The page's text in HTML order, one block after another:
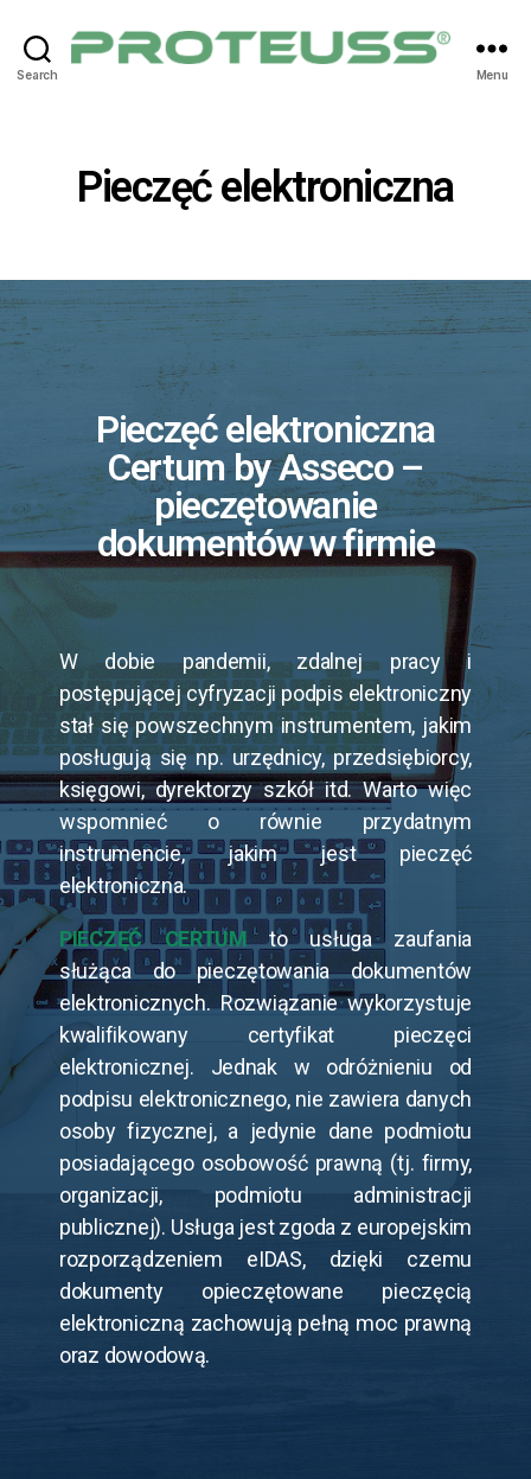
Search Menu
Pieczęć elektroniczna
Pieczęć elektroniczna
Certum by Asseco –
pieczętowanie
dokumentów w firmie
W dobie pandemii, zdalnej pracy i
postępującej cyfryzacji podpis elektroniczny
stał się powszechnym instrumentem, jakim
posługują się np. urzędnicy, przedsiębiorcy,
księgowi, dyrektorzy szkół itd. Warto więc
wspomnieć o równie przydatnym
instrumencie, jakim jest pieczęć
elektroniczna.
PIECZĘĆ CERTUM
to usługa zaufania
służąca do pieczętowania dokumentów
elektronicznych. Rozwiązanie wykorzystuje
kwalifikowany certyfikat pieczęci
elektronicznej. Jednak w odróżnieniu od
podpisu elektronicznego, nie zawiera danych
osoby fizycznej, a jedynie dane podmiotu
posiadającego osobowość prawną (tj. firmy,
organizacji, podmiotu administracji
publicznej). Usługa jest zgoda z europejskim
rozporządzeniem eIDAS, dzięki czemu
dokumenty opieczętowane pieczęcią
elektroniczną zachowują pełną moc prawną
oraz dowodową.